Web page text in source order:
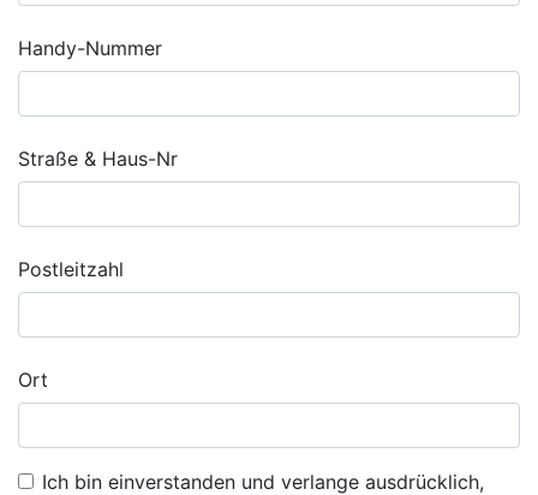
Handy-Nummer
Straße & Haus-Nr
Postleitzahl
Ort
Ich bin einverstanden und verlange ausdrücklich,